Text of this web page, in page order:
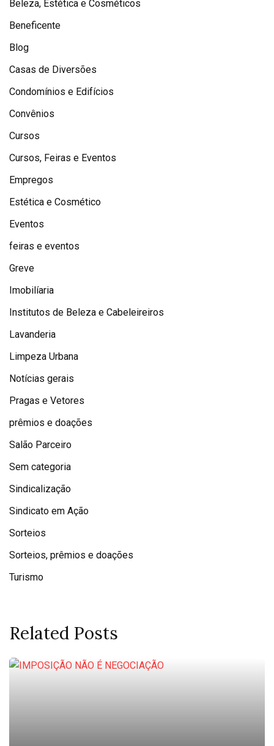
Beleza, Estética e Cosméticos
Beneficente
Blog
Casas de Diversões
Condomínios e Edifícios
Convênios
Cursos
Cursos, Feiras e Eventos
Empregos
Estética e Cosmético
Eventos
feiras e eventos
Greve
Imobilíaria
Institutos de Beleza e Cabeleireiros
Lavanderia
Limpeza Urbana
Notícias gerais
Pragas e Vetores
prêmios e doações
Salão Parceiro
Sem categoria
Sindicalização
Sindicato em Ação
Sorteios
Sorteios, prêmios e doações
Turismo
Related Posts